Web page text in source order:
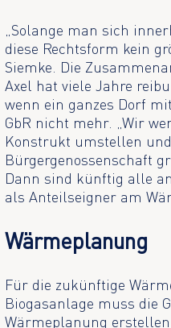
„Solange man sich
diese Rechtsform kein
Siemke. Die
Axel hat viele Jahre
wenn ein ganzes Dorf
GbR nicht mehr. „Wir
Konstrukt umstellen
Bürgergenossenschaft
Dann sind künftig alle
als Anteilseigner am
Wärmeplanung
Für die zukünftige
Biogasanlage muss die
Wärmeplanung